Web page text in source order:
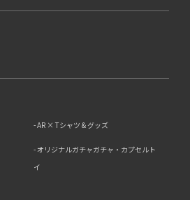
AR × Tシャツ & グッズ
オリジナルガチャガチャ・カプセルト
イ